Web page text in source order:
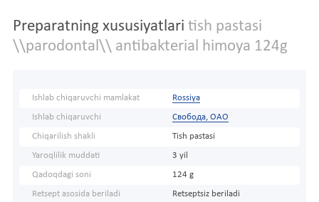
Preparatning xususiyatlari tish pastasi
\\parodontal\\ antibakterial himoya 124g
Ishlab chiqaruvchi mamlakat Rossiya
Ishlab chiqaruvchi Свобода, ОАО
Chiqarilish shakli Tish pastasi
Yaroqlilik muddati 3 yil
Qadoqdagi soni 124 g
Retsept asosida beriladi Retseptsiz beriladi